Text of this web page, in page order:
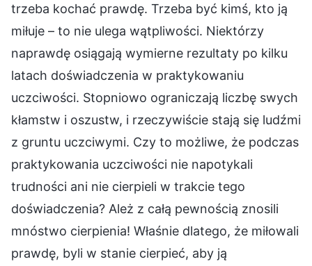
trzeba kochać prawdę. Trzeba być kimś, kto ją
miłuje – to nie ulega wątpliwości. Niektórzy
naprawdę osiągają wymierne rezultaty po kilku
latach doświadczenia w praktykowaniu
uczciwości. Stopniowo ograniczają liczbę swych
kłamstw i oszustw, i rzeczywiście stają się ludźmi
z gruntu uczciwymi. Czy to możliwe, że podczas
praktykowania uczciwości nie napotykali
trudności ani nie cierpieli w trakcie tego
doświadczenia? Ależ z całą pewnością znosili
mnóstwo cierpienia! Właśnie dlatego, że miłowali
prawdę, byli w stanie cierpieć, aby ją